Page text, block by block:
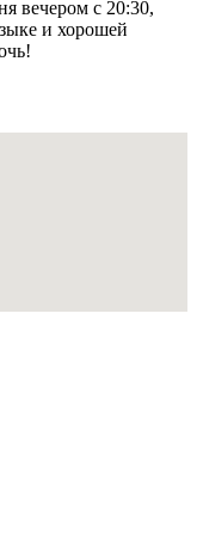
вечером с 20:30,
и хорошей